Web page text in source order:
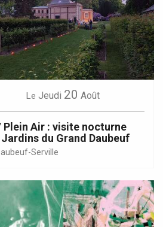
Le Jeudi 20 Août
Plein Air : visite nocturne
du Grand Daubeuf
Serville